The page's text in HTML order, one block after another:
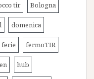
tir Bologna
domenica
ferie fermoTIR
hub